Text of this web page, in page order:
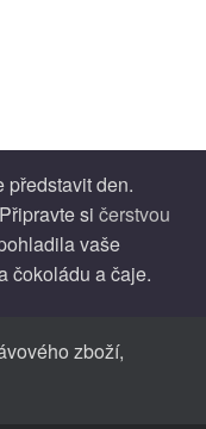
představit den.
si čerstvou
vaše
čokoládu a čaje.
zboží,